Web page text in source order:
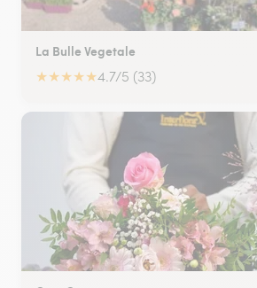
La Bulle Vegetale
★★★★★4.7/5 (33)